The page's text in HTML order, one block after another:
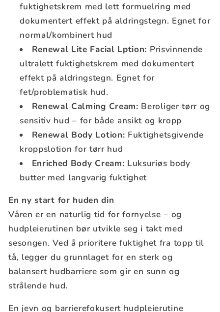
fuktighetskrem med lett formuelring med
dokumentert effekt på aldringstegn. Egnet for
normal/kombinert hud
Renewal Lite Facial Lption: Prisvinnende
ultralett fuktighetskrem med dokumentert
effekt på aldringstegn. Egnet for
fet/problematisk hud.
Renewal Calming Cream: Beroliger tørr og
sensitiv hud – for både ansikt og kropp
Renewal Body Lotion: Fuktighetsgivende
kroppslotion for tørr hud
Enriched Body Cream: Luksuriøs body
butter med langvarig fuktighet
En ny start for huden din
Våren er en naturlig tid for fornyelse – og
hudpleierutinen bør utvikle seg i takt med
sesongen. Ved å prioritere fuktighet fra topp til
tå, legger du grunnlaget for en sterk og
balansert hudbarriere som gir en sunn og
strålende hud.
En jevn og barrierefokusert hudpleierutine